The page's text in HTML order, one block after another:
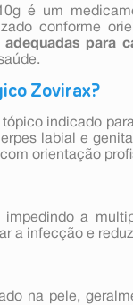
é um
conforme
para
Zovirax?
indicado
labial e
orientação
a
a infecção e
na pele,